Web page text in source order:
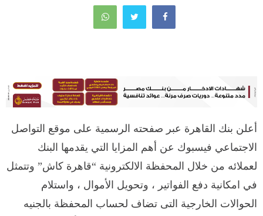
أعلن بنك القاهرة عبر صفحته الرسمية على موقع التواصل
الاجتماعي فيسبوك عن أهم المزايا التي يقدمها البنك
لعملائه من خلال المحفظة الالكترونية “قاهرة كاش” وتتمثل
في امكانية دفع الفواتير ، وتحويل الأموال ، واستلام
الحوالات الخارجية التى تضاف لحساب المحفظة بالجنيه